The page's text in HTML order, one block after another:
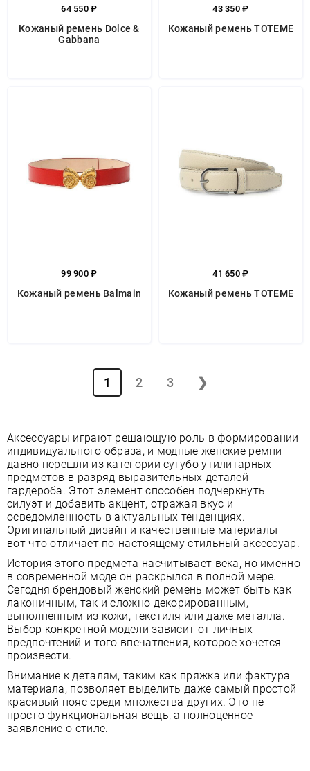
64 550 ₽
Кожаный ремень Dolce &
Gabbana
43 350 ₽
Кожаный ремень TOTEME
99 900 ₽
Кожаный ремень Balmain
41 650 ₽
Кожаный ремень TOTEME
1 2 3 ❯
Аксессуары играют решающую роль в формировании
индивидуального образа, и модные женские ремни
давно перешли из категории сугубо утилитарных
предметов в разряд выразительных деталей
гардероба. Этот элемент способен подчеркнуть
силуэт и добавить акцент, отражая вкус и
осведомленность в актуальных тенденциях.
Оригинальный дизайн и качественные материалы —
вот что отличает по-настоящему стильный аксессуар.
История этого предмета насчитывает века, но именно
в современной моде он раскрылся в полной мере.
Сегодня брендовый женский ремень может быть как
лаконичным, так и сложно декорированным,
выполненным из кожи, текстиля или даже металла.
Выбор конкретной модели зависит от личных
предпочтений и того впечатления, которое хочется
произвести.
Внимание к деталям, таким как пряжка или фактура
материала, позволяет выделить даже самый простой
красивый пояс среди множества других. Это не
просто функциональная вещь, а полноценное
заявление о стиле.